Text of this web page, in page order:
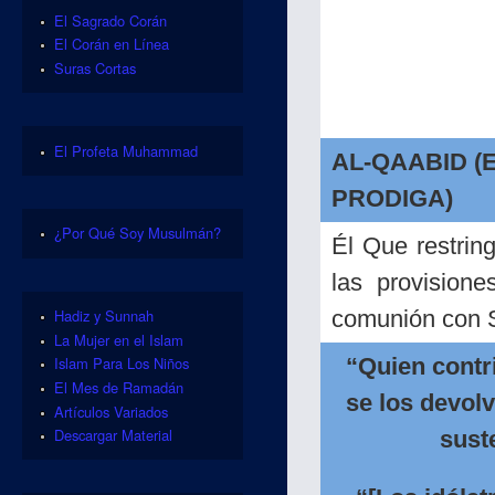
AL-QAABID
PRODIGA)
Él Que
las
comunión con
“Quien
se los
El Sagrado Corán
El Corán en Línea
Suras Cortas
El Profeta Muhammad
¿Por Qué Soy Musulmán?
Hadiz y Sunnah
La Mujer en el Islam
Islam Para Los Niños
El Mes de Ramadán
Artículos Variados
Descargar Material